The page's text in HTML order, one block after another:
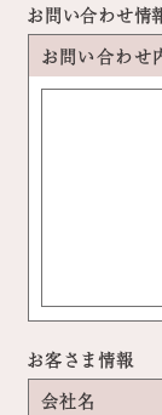
お問い合わせ情
お問い合わせ
お客さま情報
会社名